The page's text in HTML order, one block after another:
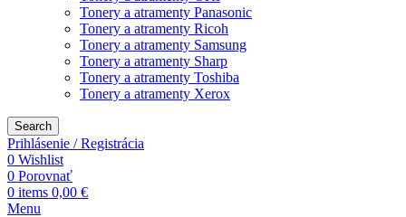
Tonery a atramenty Panasonic
Tonery a atramenty Ricoh
Tonery a atramenty Samsung
Tonery a atramenty Sharp
Tonery a atramenty Toshiba
Tonery a atramenty Xerox
Search
Prihlásenie / Registrácia
0 Wishlist
0 Porovnať
0 items 0,00 €
Menu